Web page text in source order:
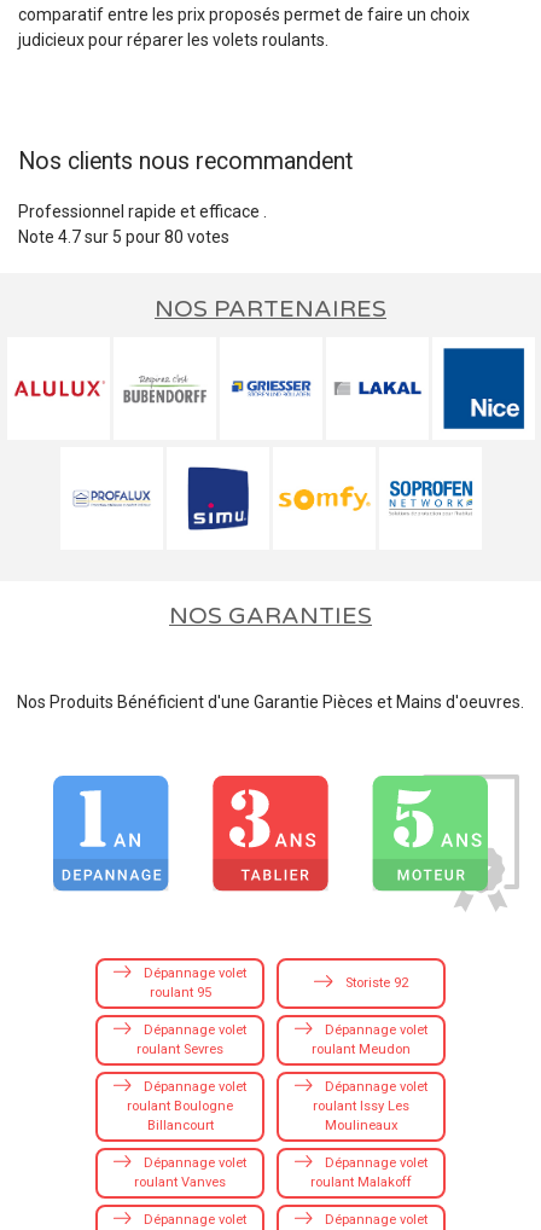
comparatif entre les prix proposés permet de faire un choix
judicieux pour réparer les volets roulants.
Nos clients nous recommandent
Professionnel rapide et efficace .
Note 4.7sur 5 pour80 votes
NOS PARTENAIRES
NOS GARANTIES
Nos Produits Bénéficient d'une Garantie Pièces et Mains d'oeuvres.
Dépannage volet
roulant 95
Storiste 92
Dépannage volet
roulant Sevres
Dépannage volet
roulant Meudon
Dépannage volet
roulant Boulogne
Billancourt
Dépannage volet
roulant Issy Les
Moulineaux
Dépannage volet
roulant Vanves
Dépannage volet
roulant Malakoff
Dépannage volet
Dépannage volet